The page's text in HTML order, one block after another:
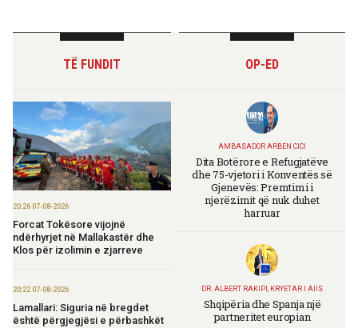
TË FUNDIT
20:26 07-08-2026
Forcat Tokësore vijojnë
ndërhyrjet në Mallakastër dhe
Klos për izolimin e zjarreve
20:22 07-08-2026
Lamallari: Siguria në bregdet
është përgjegjësi e përbashkët
OP-ED
AMBASADOR ARBEN CICI
Dita Botërore e Refugjatëve
dhe 75-vjetori i Konventës së
Gjenevës: Premtimi i
njerëzimit që nuk duhet
harruar
DR. ALBERT RAKIPI, KRYETAR I AIIS
Shqipëria dhe Spanja një
partneritet europian